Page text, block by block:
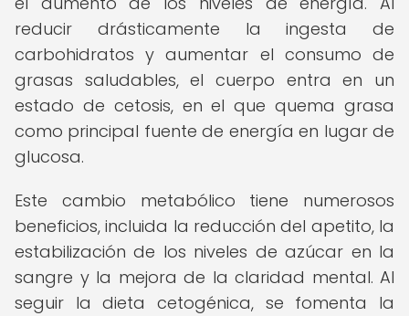
reducir drásticamente la ingesta de
carbohidratos y aumentar el consumo de
grasas saludables, el cuerpo entra en un
estado de cetosis, en el que quema grasa
como principal fuente de energía en lugar de
glucosa.
Este cambio metabólico tiene numerosos
beneficios, incluida la reducción del apetito, la
estabilización de los niveles de azúcar en la
sangre y la mejora de la claridad mental. Al
seguir la dieta cetogénica, se fomenta la